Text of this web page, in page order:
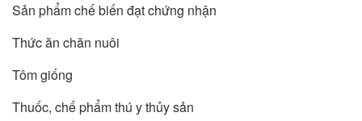
Sản phẩm chế biến đạt chứng nhận
Thức ăn chăn nuôi
Tôm giống
Thuốc, chế phẩm thú y thủy sản